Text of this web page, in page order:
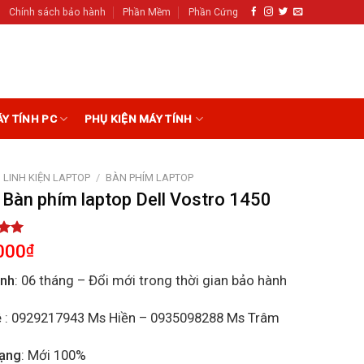
Chính sách bảo hành Phần Mềm Phần Cứng
TÍNH PC PHỤ KIỆN MÁY TÍNH
LINH KIỆN LAPTOP / BÀN PHÍM LAPTOP
phím laptop Dell Vostro 1450
₫
: 06 tháng – Đổi mới trong thời gian bảo hành
: 0929217943 Ms Hiền – 0935098288 Ms Trâm
: Mới 100%